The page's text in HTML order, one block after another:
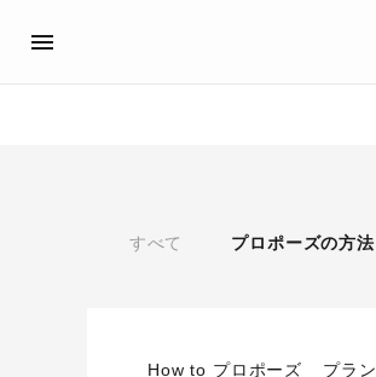
すべて プロポーズの方法
How to プロポーズ プラン
プロポーズ